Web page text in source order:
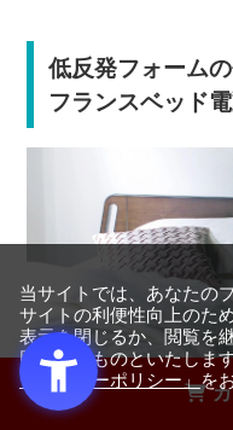
カ
低反発フォーム
フランスベッド
当サイトでは、あなたの
サイトの利便性向上のた
表示を閉じるか、閲覧を
同意するものといたしま
ライバシーポリシー」を